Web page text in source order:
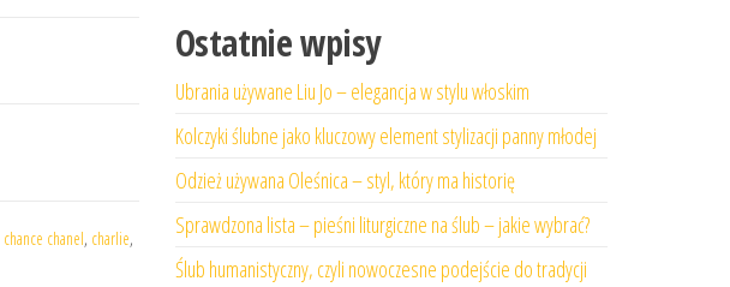
chance chanel, charlie,
Ostatnie wpisy
Ubrania używane Liu Jo – elegancja w stylu włoskim
Kolczyki ślubne jako kluczowy element stylizacji panny młodej
Odzież używana Oleśnica – styl, który ma historię
Sprawdzona lista – pieśni liturgiczne na ślub – jakie wybrać?
Ślub humanistyczny, czyli nowoczesne podejście do tradycji